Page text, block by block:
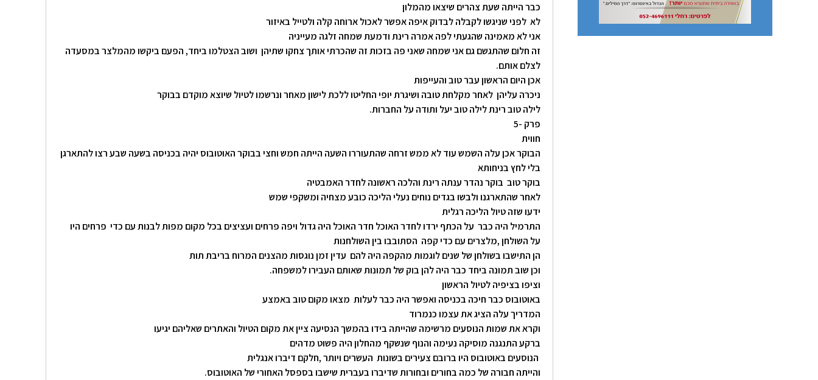
כבר הייתה שעת צהרים שיצאו מהמלון
לא לפני שניגשו לקבלה לבדוק איפה אפשר לאכול ארוחה קלה ולטייל באיזור
אני לא מאמינה שהגעתי לפה אמרה רינת ודמעת שמחה זלגה מעייניה
זה חלום שהתגשם גם אני שמחה שאני פה בזכות זה שהכרתי אותך צחקו שתיהן ושוב הצטלמו ביחד, הפעם ביקשו מהמלצר במסעדה
לצלם אותם.
אכן היום הראשון עבר טוב והעייפות
ניכרה עליהן לאחר מקלחת טובה ושיגרת יופי החליטו ללכת לישון מאחר ונרשמו לטיול שיוצא מוקדם בבוקר
לילה טוב רינת לילה טוב יעל ותודה על החברות.
פרק -5
חווית
הבוקר אכן עלה השמש עוד לא ממש זרחה שהתעוררו השעה הייתה חמש וחצי בבוקר האוטובוס יהיה בכניסה בשעה שבע רצו להתארגן
בלי לחץ בניחותא
בוקר טוב בוקר נהדר ענתה רינת והלכה ראשונה לחדר האמבטיה
לאחר שהתארגנו ולבשו בגדים נוחים נעלי הליכה כובע מצחיה ומשקפי שמש
ידעו שזה טיול הליכה רגלית
התרמיל היה כבר על הכתף ירדו לחדר האוכל חדר האוכל היה גדול ויפה פרחים ועציצים בכל מקום מפות לבנות עם כדי פרחים היו
על השולחן ,מלצרים עם כדי קפה הסתובבו בין השולחנות
הן התישבו בשולחן של שנים לוגמות מהקפה היה להם עדין זמן נוגסות מהצנים המרוח בריבת תות
וכן שוב תמונה ביחד כבר היה להן בוק של תמונות שאותם העבירו למשפחה.
וציפו בציפיה לטיול הראשון
באוטובוס כבר חיכה בכניסה ואפשר היה כבר לעלות מצאו מקום טוב באמצע
המדריך עלה הציג את עצמו כנמרוד
וקרא את שמות הנוסעים מרשימה שהייתה בידו בהמשך הנסיעה ציין את מקום הטיול והאתרים שאליהם יגיעו
ברקע התנגנה מוסיקה נעימה והנוף שנשקף מהחלון היה פשוט מדהים
הנוסעים באוטובוס היו ברובם צעירים בשונות העשרים ויותר ,חלקם דיברו אנגלית
והייתה חבורה של כמה בחורים ובחורות שדיברו בעברית שישבו בספסל האחורי של האוטובוס.